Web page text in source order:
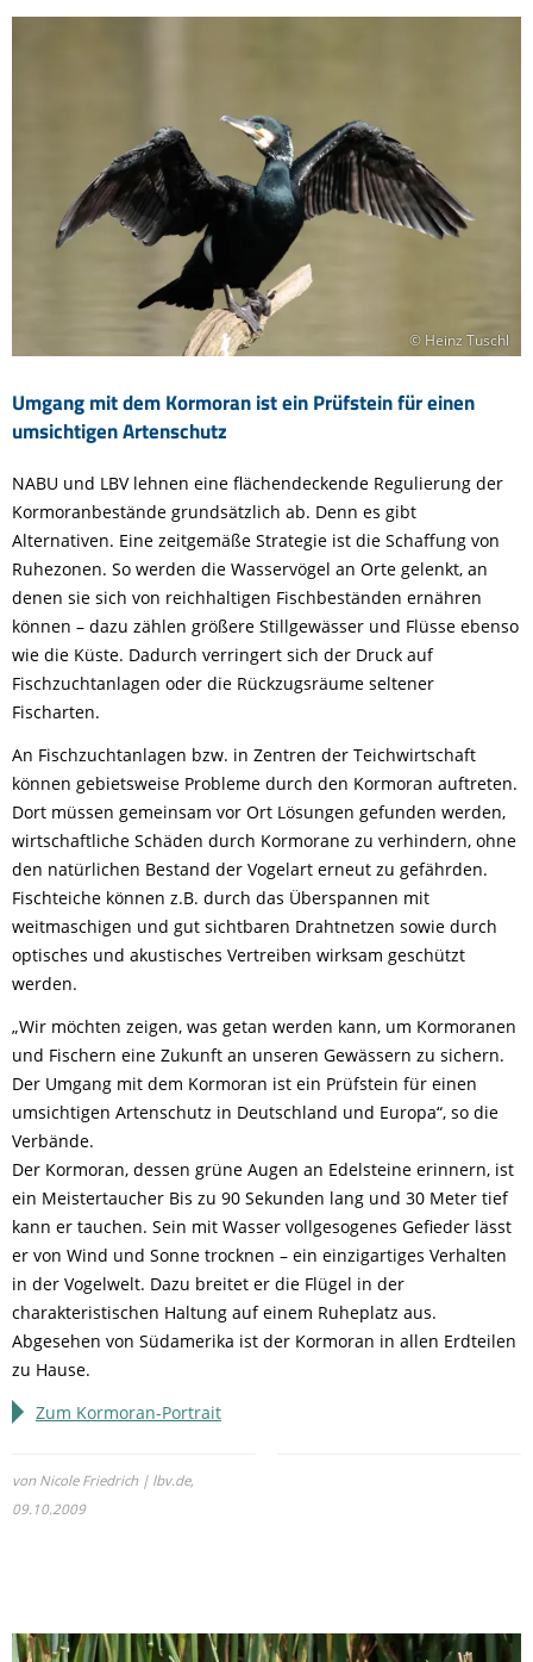
Umgang mit dem Kormoran ist ein Prüfstein für einen
umsichtigen Artenschutz
© Heinz Tuschl
NABU und LBV lehnen eine flächendeckende Regulierung der
Kormoranbestände grundsätzlich ab. Denn es gibt
Alternativen. Eine zeitgemäße Strategie ist die Schaffung von
Ruhezonen. So werden die Wasservögel an Orte gelenkt, an
denen sie sich von reichhaltigen Fischbeständen ernähren
können – dazu zählen größere Stillgewässer und Flüsse ebenso
wie die Küste. Dadurch verringert sich der Druck auf
Fischzuchtanlagen oder die Rückzugsräume seltener
Fischarten.
An Fischzuchtanlagen bzw. in Zentren der Teichwirtschaft
können gebietsweise Probleme durch den Kormoran auftreten.
Dort müssen gemeinsam vor Ort Lösungen gefunden werden,
wirtschaftliche Schäden durch Kormorane zu verhindern, ohne
den natürlichen Bestand der Vogelart erneut zu gefährden.
Fischteiche können z.B. durch das Überspannen mit
weitmaschigen und gut sichtbaren Drahtnetzen sowie durch
optisches und akustisches Vertreiben wirksam geschützt
werden.
„Wir möchten zeigen, was getan werden kann, um Kormoranen
und Fischern eine Zukunft an unseren Gewässern zu sichern.
Der Umgang mit dem Kormoran ist ein Prüfstein für einen
umsichtigen Artenschutz in Deutschland und Europa“, so die
Verbände.
Der Kormoran, dessen grüne Augen an Edelsteine erinnern, ist
ein Meistertaucher Bis zu 90 Sekunden lang und 30 Meter tief
kann er tauchen. Sein mit Wasser vollgesogenes Gefieder lässt
er von Wind und Sonne trocknen – ein einzigartiges Verhalten
in der Vogelwelt. Dazu breitet er die Flügel in der
charakteristischen Haltung auf einem Ruheplatz aus.
Abgesehen von Südamerika ist der Kormoran in allen Erdteilen
zu Hause.
Zum Kormoran-Portrait
von Nicole Friedrich | lbv.de,
09.10.2009